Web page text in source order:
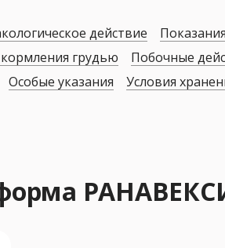
действие
грудью
Побочные
Особые указания Условия
форма